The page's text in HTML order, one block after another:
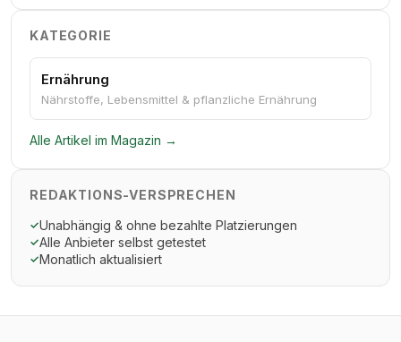
KATEGORIE
Ernährung
Nährstoffe, Lebensmittel & pflanzliche Ernährung
Alle Artikel im Magazin →
REDAKTIONS-VERSPRECHEN
✓Unabhängig & ohne bezahlte Platzierungen
✓Alle Anbieter selbst getestet
✓Monatlich aktualisiert